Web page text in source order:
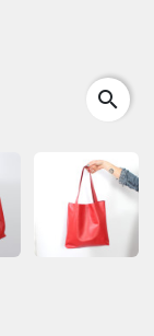
search